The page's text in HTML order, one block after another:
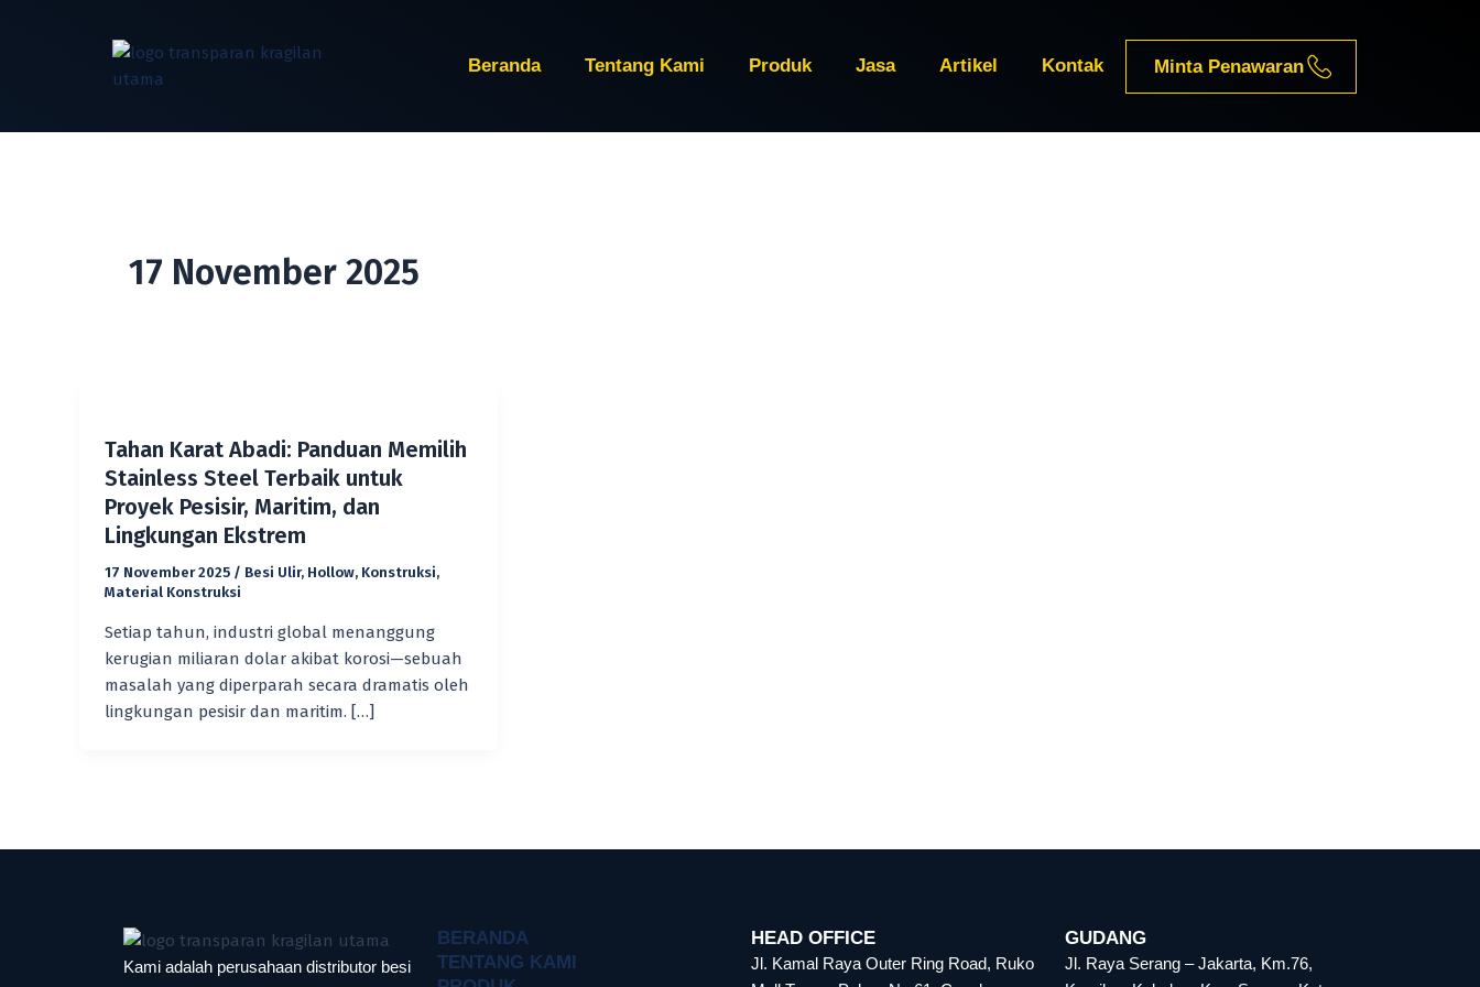
Minta Penawaran
Beranda Tentang Kami Produk Jasa Artikel Kontak
17 November 2025
Tahan Karat Abadi: Panduan Memilih
Stainless Steel Terbaik untuk
Proyek Pesisir, Maritim, dan
Lingkungan Ekstrem
17 November 2025 / Besi Ulir, Hollow, Konstruksi,
Material Konstruksi
Setiap tahun, industri global menanggung
kerugian miliaran dolar akibat korosi—sebuah
masalah yang diperparah secara dramatis oleh
lingkungan pesisir dan maritim. […]
Kami adalah perusahaan distributor besi
BERANDA
TENTANG KAMI
HEAD OFFICE
Jl. Kamal Raya Outer Ring Road, Ruko
GUDANG
Jl. Raya Serang – Jakarta, Km.76,